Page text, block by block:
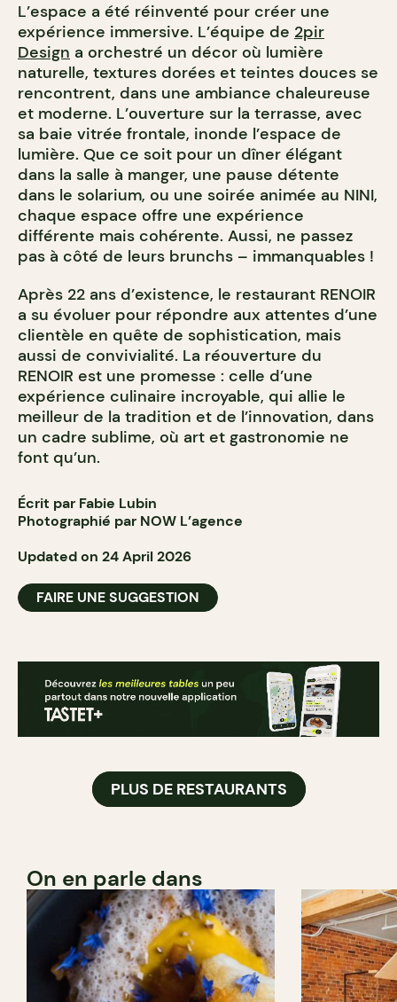
L’espace a été réinventé pour créer une
expérience immersive. L’équipe de 2pir
Design a orchestré un décor où lumière
naturelle, textures dorées et teintes douces se
rencontrent, dans une ambiance chaleureuse
et moderne. L’ouverture sur la terrasse, avec
sa baie vitrée frontale, inonde l’espace de
lumière. Que ce soit pour un dîner élégant
dans la salle à manger, une pause détente
dans le solarium, ou une soirée animée au NINI,
chaque espace offre une expérience
différente mais cohérente. Aussi, ne passez
pas à côté de leurs brunchs – immanquables !
Après 22 ans d’existence, le restaurant RENOIR
a su évoluer pour répondre aux attentes d’une
clientèle en quête de sophistication, mais
aussi de convivialité. La réouverture du
RENOIR est une promesse : celle d’une
expérience culinaire incroyable, qui allie le
meilleur de la tradition et de l’innovation, dans
un cadre sublime, où art et gastronomie ne
font qu’un.
Écrit par Fabie Lubin
Photographié par NOW L’agence
Updated on 24 April 2026
FAIRE UNE SUGGESTION
PLUS DE RESTAURANTS
On en parle dans